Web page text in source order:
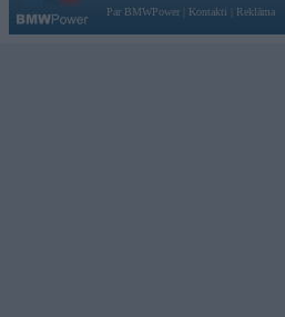
Par BMWPower
Kontakti Reklāma